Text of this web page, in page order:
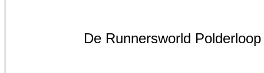
De Runnersworld